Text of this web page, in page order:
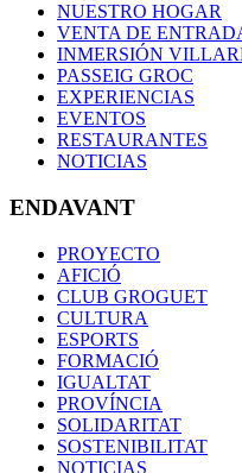
NUESTRO HOGAR
VENTA DE
INMERSIÓN
PASSEIG GROC
EXPERIENCIAS
EVENTOS
RESTAURANTES
NOTICIAS
ENDAVANT
PROYECTO
AFICIÓ
CLUB GROGUET
CULTURA
ESPORTS
FORMACIÓ
IGUALTAT
PROVÍNCIA
SOLIDARITAT
SOSTENIBILITAT
NOTICIAS